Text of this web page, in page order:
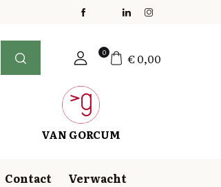
0 €0,00
VAN GORCUM
Contact Verwacht